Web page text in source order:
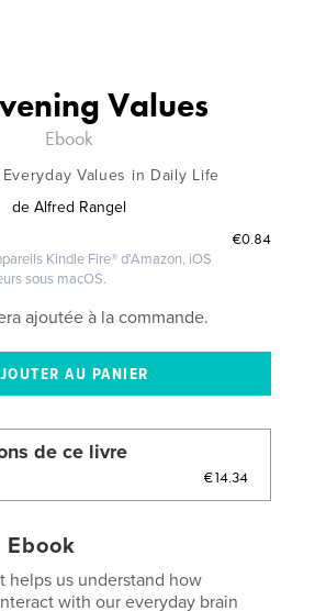
Values
Ebook
Values in Daily Life
de Alfred Rangel
€0.84
Kindle Fire® d'Amazon, iOS
sous macOS.
ajoutée à la commande.
de ce livre
€14.34
helps us understand how
with our everyday brain